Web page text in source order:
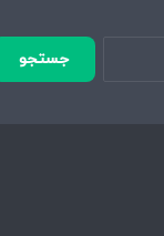
جستجو
برای: